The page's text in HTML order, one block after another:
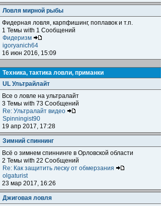
Ловля мирной рыбы
Фидерная ловля, карпфишинг, поплавок и т.п.
1 Темы with 1 Сообщений
Фидеризм
igoryanich64
16 июн 2016, 15:09
Техника, тактика ловли, приманки
UL Ультрайлайт
Все о ловле на ультралайт
3 Темы with 73 Сообщений
Re: Ультралайт видео
Spinningist90
19 апр 2017, 17:28
Зимний спиннинг
Всё о зимнем спиннинге в Орловской области
2 Темы with 22 Сообщений
Re: Как защитить леску от обмерзания
olgaturist
23 мар 2017, 16:26
Джиговая ловля